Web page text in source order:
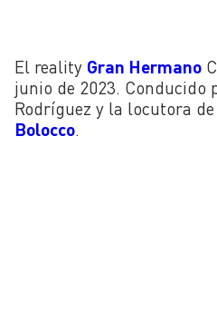
El reality Gran Hermano
junio de 2023. Conducido
Rodríguez y la locutora de
Bolocco